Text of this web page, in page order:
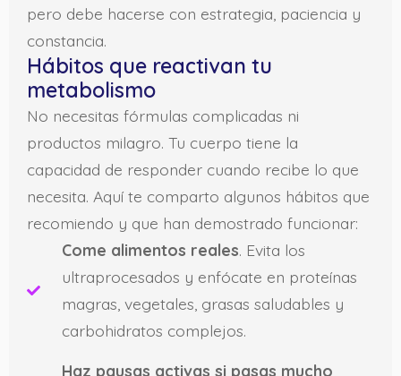
pero debe hacerse con estrategia, paciencia y
constancia.
Hábitos que reactivan tu
metabolismo
No necesitas fórmulas complicadas ni
productos milagro. Tu cuerpo tiene la
capacidad de responder cuando recibe lo que
necesita. Aquí te comparto algunos hábitos que
recomiendo y que han demostrado funcionar:
Come alimentos reales. Evita los
ultraprocesados y enfócate en proteínas
magras, vegetales, grasas saludables y
carbohidratos complejos.
Haz pausas activas si pasas mucho